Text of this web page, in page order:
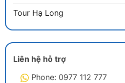
Tour Hạ Long
Liên hệ hỗ trợ
Phone: 0977 112 777